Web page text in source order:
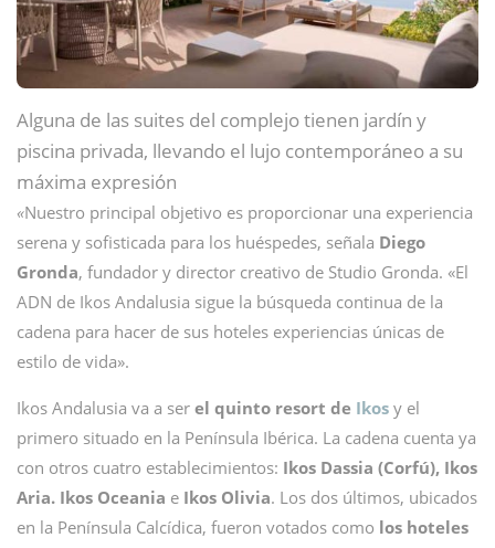
Alguna de las suites del complejo tienen jardín y
piscina privada, llevando el lujo contemporáneo a su
máxima expresión
«Nuestro principal objetivo es proporcionar una experiencia
serena y sofisticada para los huéspedes, señala Diego
Gronda, fundador y director creativo de Studio Gronda. «El
ADN de Ikos Andalusia sigue la búsqueda continua de la
cadena para hacer de sus hoteles experiencias únicas de
estilo de vida».
Ikos Andalusia va a ser el quinto resort de Ikos y el
primero situado en la Península Ibérica. La cadena cuenta ya
con otros cuatro establecimientos: Ikos Dassia (Corfú), Ikos
Aria. Ikos Oceania e Ikos Olivia. Los dos últimos, ubicados
en la Península Calcídica, fueron votados como los hoteles